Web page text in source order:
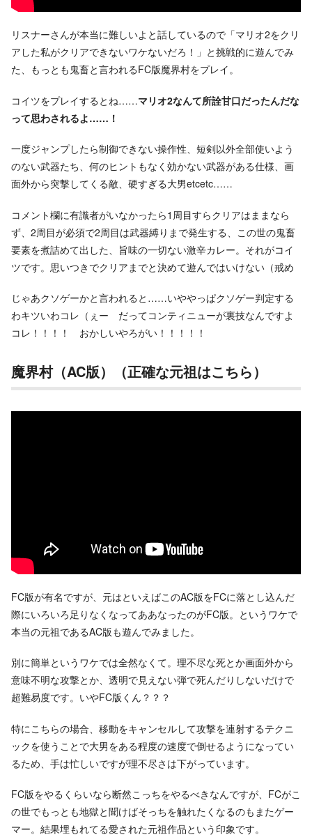
リスナーさんが本当に難しいよと話しているので「マリオ2をクリ
アした私がクリアできないワケないだろ！」と挑戦的に遊んでみ
た、もっとも鬼畜と言われるFC版魔界村をプレイ。
コイツをプレイするとね……マリオ2なんて所詮甘口だったんだな
って思わされるよ……！
一度ジャンプしたら制御できない操作性、短剣以外全部使いよう
のない武器たち、何のヒントもなく効かない武器がある仕様、画
面外から突撃してくる敵、硬すぎる大男etcetc……
コメント欄に有識者がいなかったら1周目すらクリアはままなら
ず、2周目が必須で2周目は武器縛りまで発生する、この世の鬼畜
要素を煮詰めて出した、旨味の一切ない激辛カレー。それがコイ
ツです。思いつきでクリアまでと決めて遊んではいけない（戒め
じゃあクソゲーかと言われると……いややっぱクソゲー判定する
わキツいわコレ（ぇー だってコンティニューが裏技なんですよ
コレ！！！！ おかしいやろがい！！！！！
魔界村（AC版）（正確な元祖はこちら）
FC版が有名ですが、元はといえばこのAC版をFCに落とし込んだ
際にいろいろ足りなくなってああなったのがFC版。というワケで
本当の元祖であるAC版も遊んでみました。
別に簡単というワケでは全然なくて。理不尽な死とか画面外から
意味不明な攻撃とか、透明で見えない弾で死んだりしないだけで
超難易度です。いやFC版くん？？？
特にこちらの場合、移動をキャンセルして攻撃を連射するテクニ
ックを使うことで大男をある程度の速度で倒せるようになってい
るため、手は忙しいですが理不尽さは下がっています。
FC版をやるくらいなら断然こっちをやるべきなんですが、FCがこ
の世でもっとも地獄と聞けばそっちを触れたくなるのもまたゲー
マー。結果埋もれてる愛された元祖作品という印象です。